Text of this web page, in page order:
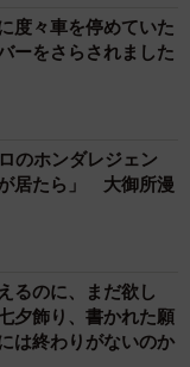
度々車を停めていた
ーをさらされました
のホンダレジェン
居たら」 大御所漫
るのに、まだ欲し
夕飾り、書かれた願
は終わりがないのか